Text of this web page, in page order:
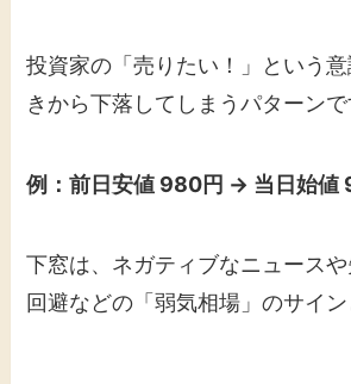
投資家の「売りたい！」という
きから下落してしまうパターンで
例：前日安値 980円 → 当日始値
下窓は、ネガティブなニュース
回避などの「弱気相場」のサイン